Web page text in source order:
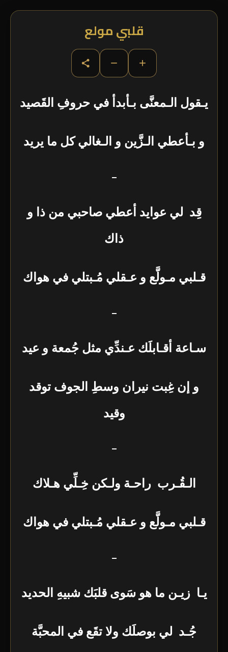
قلبي مولع
+
−
يـقول الـمعنَّى بـأبدأ في حروفِ القَصيد
و بـأعطي الـزَّين و الـغالي كل ما يريد
–
قِد لي عوايد أعطي صاحبي من ذا و
ذاك
قـلبي مـولَّع و عـقلي مُـبتلي في هواك
–
سـاعة أقـابلَك عـندِّي مثل جُمعة و عيد
و إن غِبت نيران وسطِ الجوف توقد
وقيد
–
الـقُـرب راحـة ولـكن خِـلِّي هـلاك
قـلبي مـولَّع و عـقلي مُـبتلي في هواك
–
يـا زيـن ما هو سَوى قلبَك شبيهِ الحديد
جُـد لي بوصلَك ولا تقَع في المحبَّة